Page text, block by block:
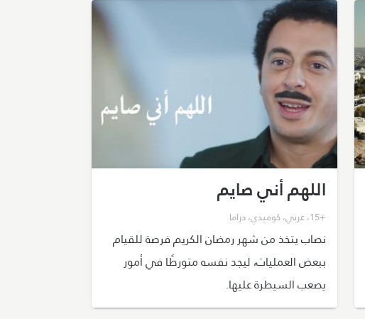
اللهم أني صايم
+15 ،عربي، كوميدي،دراما
نصاب يتخذ من شهر رمضان الكريم فرصة للقيام
ببعض العمليات، ليجد نفسه متورطًا في أمور
يصعب السيطرة عليها.